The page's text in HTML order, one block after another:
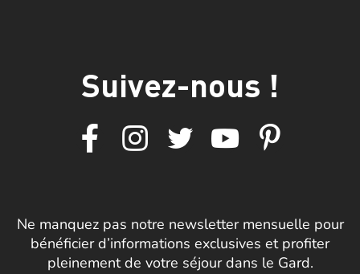
Suivez-nous !
Ne manquez pas notre newsletter mensuelle pour
bénéficier d’informations exclusives et profiter
pleinement de votre séjour dans le Gard.